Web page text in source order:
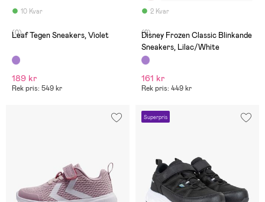
10 Kvar
(0)
Leaf Tegen Sneakers, Violet
189 kr
Rek pris: 549 kr
2 Kvarjag fick tillbaka 250 kronor
299 kronor.
(2)
Disney Frozen Classic Blinkande
Sneakers, Lilac/White
161 kr
Rek pris: 449 kr
Superpris